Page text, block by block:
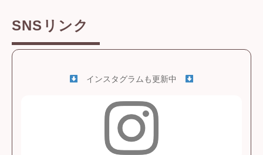
SNSリンク
インスタグラムも更新中